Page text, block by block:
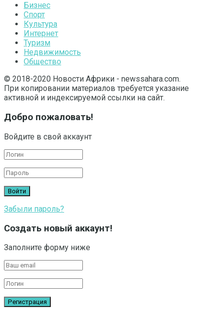
Бизнес
Спорт
Культура
Интернет
Туризм
Недвижимость
Общество
© 2018-2020 Новости Африки - newssahara.com.
При копировании материалов требуется указание
активной и индексируемой ссылки на сайт.
Добро пожаловать!
Войдите в свой аккаунт
Забыли пароль?
Создать новый аккаунт!
Заполните форму ниже